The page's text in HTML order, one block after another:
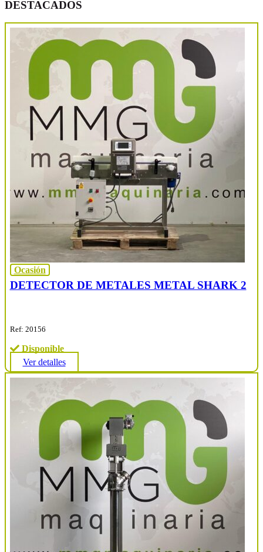
DESTACADOS
Ocasión
DETECTOR DE METALES METAL SHARK 2
Ref: 20156
Disponible
Ver detalles